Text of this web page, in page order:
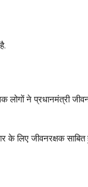
प्रधानमंत्री जीवन
के लिए जीवनरक्षक साबित